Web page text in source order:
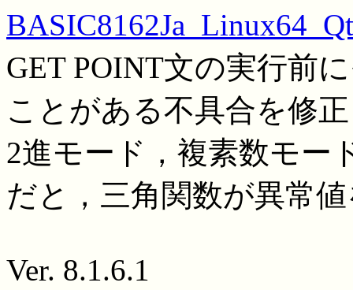
GET POINT文の実行前
ことがある不具合を修
2進モード，複素数モー
だと，三角関数が異常
Ver. 8.1.6.1